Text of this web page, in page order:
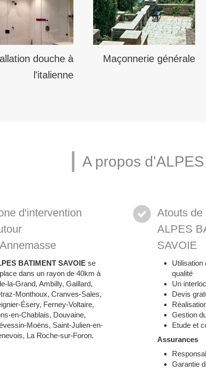
douche à
l'italienne
Maçonnerie générale
A propos
d'intervention
BATIMENT SAVOIEse
dans un rayon de 40km à
la-Grand, Ambilly, Gaillard,
Monthoux, Cranves-Sales,
Ésery, Ferney-Voltaire,
en-Chablais, Douvaine,
Moëns, Saint-Julien-en-
La Roche-sur-Foron.
Atouts de
ALPES
SAVOIE
Utilisation
qualité
Un
Devis
Gestion
Etude et
Assurances
Garantie